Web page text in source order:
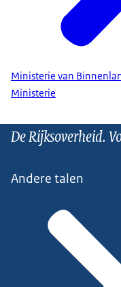
Kanselarij
Ministerie van
Ministerie
De Rijksoverheid.
Andere talen